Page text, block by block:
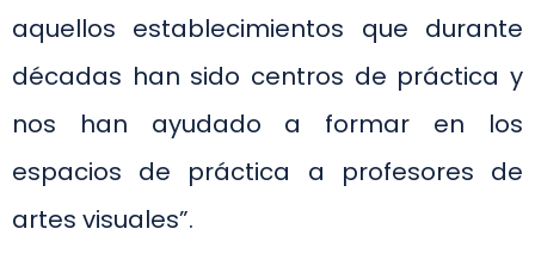
aquellos establecimientos que durante
décadas han sido centros de práctica y
nos han ayudado a formar en los
espacios de práctica a profesores de
artes visuales”.